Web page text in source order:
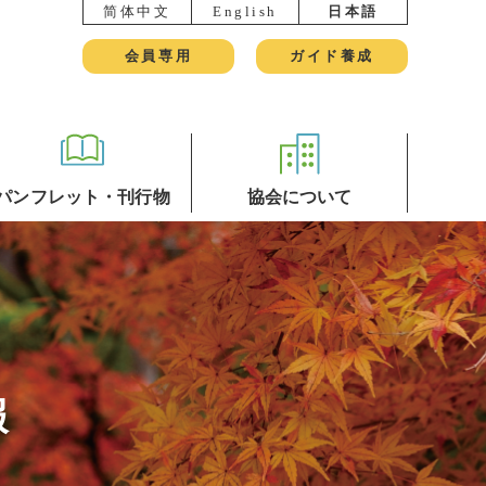
简体中文 English 日本語
会員専用 ガイド養成
ンフレット・刊行物 協会について